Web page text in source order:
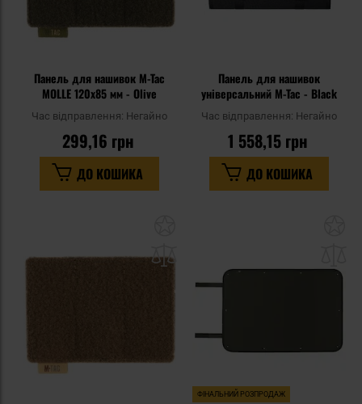
Панель для нашивок M-Tac
MOLLE 120x85 мм - Olive
Час відправлення: Негайно
299,16 грн
ДО КОШИКА
Панель для нашивок
універсальний M-Tac - Black
Час відправлення: Негайно
1 558,15 грн
ДО КОШИКА
уподобань
ФІНАЛЬНИЙ РОЗПРОДАЖ